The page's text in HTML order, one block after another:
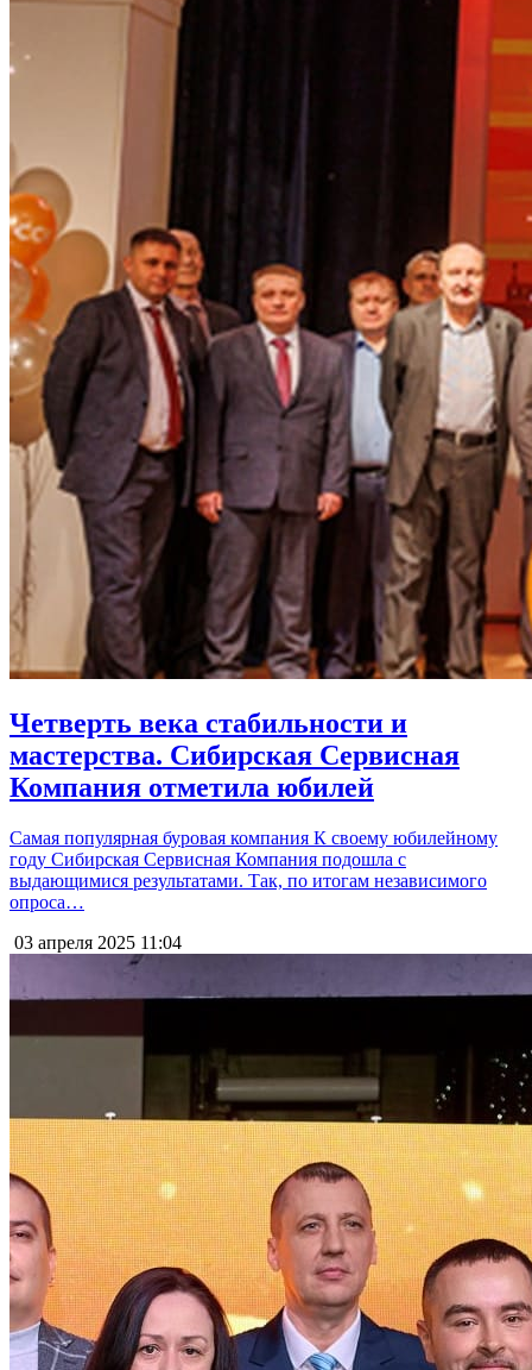
Четверть века стабильности и
мастерства. Сибирская Сервисная
Компания отметила юбилей
Самая популярная буровая компания К своему юбилейному
году Сибирская Сервисная Компания подошла с
выдающимися результатами. Так, по итогам независимого
опроса…
03 апреля 2025 11:04